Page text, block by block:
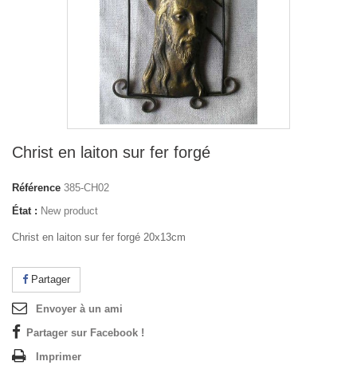
Christ en laiton sur fer forgé
Référence 385-CH02
État : New product
Christ en laiton sur fer forgé 20x13cm
Partager
Envoyer à un ami
Partager sur Facebook !
Imprimer